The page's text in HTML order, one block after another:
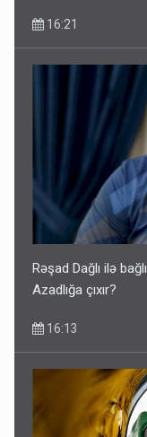
16:21
Rəşad Dağlı ilə
Azadlığa çıxır?
16:13